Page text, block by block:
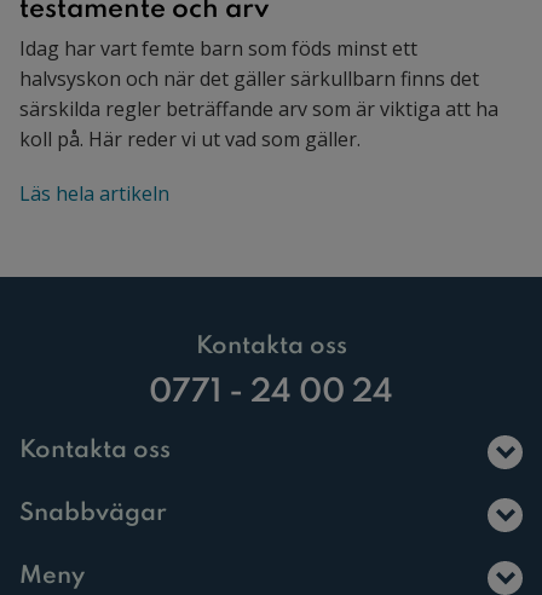
tes­ta­men­te och arv
Idag har vart femte barn som föds minst ett
halvsyskon och när det gäller särkullbarn finns det
särskilda regler beträffande arv som är viktiga att ha
koll på. Här reder vi ut vad som gäller.
Läs hela artikeln
Kontakta oss
0771 - 24 00 24
Kontakta oss
Snabbvägar
Meny